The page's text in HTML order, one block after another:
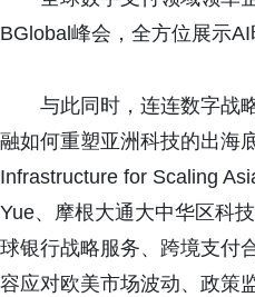
BGlobal峰会，全方位展示
与此同时，连连数字战
融如何重塑亚洲科技的出海
Infrastructure for Scaling
Yue、摩根大通大中华区科
球银行战略服务、跨境支付
容应对欧美市场波动、政策